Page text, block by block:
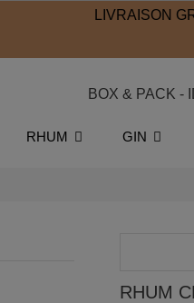
LIVRAISON
BOX & PACK -
RHUM GIN
RHUM